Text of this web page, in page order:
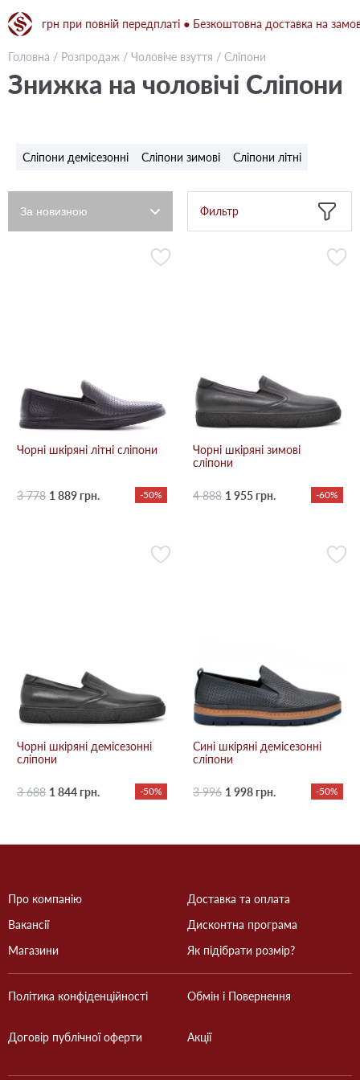
грн при повній передплаті ● Безкоштовна доставка на
Головна / Розпродаж / Чоловіче взуття / Сліпони
Знижка на чоловічі Сліпони
Сліпони демісезонні Сліпони зимові Сліпони літні
Фильтр
Чорні шкіряні літні сліпони
3 778 1 889 грн. -50%
Чорні шкіряні зимові
сліпони
4 888 1 955 грн. -60%
Чорні шкіряні демісезонні
сліпони
3 688 1 844 грн. -50%
Сині шкіряні демісезонні
сліпони
3 996 1 998 грн. -50%
Про компанію
Вакансії
Магазини
Доставка та оплата
Дисконтна програма
Як підібрати розмір?
Політика конфіденційності
Договір публічної оферти
Обмін і Повернення
Акції